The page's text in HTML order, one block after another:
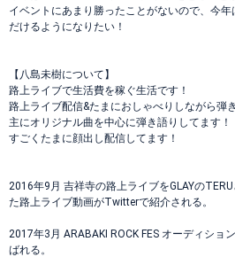
イベントにあまり勝ったことがないので、今
だけるようになりたい！
【八島未樹について】
路上ライブで生活費を稼ぐ生活です！
路上ライブ配信&たまにおしゃべりしながら弾
主にオリジナル曲を中心に弾き語りしてます！
すごくたまに顔出し配信してます！
2016年9月 吉祥寺の路上ライブをGLAYの
た路上ライブ動画がTwitterで紹介される。
2017年3月 ARABAKI ROCK FES オーディショ
ばれる。